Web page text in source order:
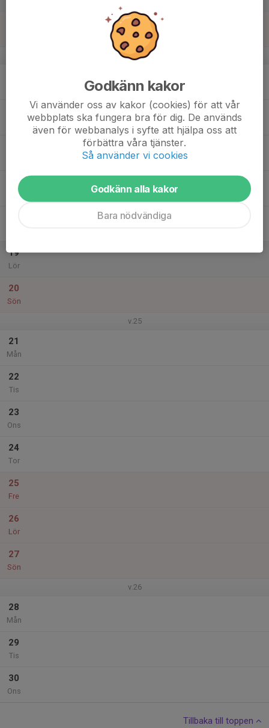
v.24
17
Tor
19
Lör
20
Sön
v.25
21
Mån
22
Tis
23
Ons
24
Tor
25
Fre
26
Lör
27
Sön
v.26
28
Mån
29
Tis
30
Ons
Tillbaka till toppen
Godkänn kakor
Vi använder oss av kakor (cookies) för att vår
webbplats ska fungera bra för dig. De används
även för webbanalys i syfte att hjälpa oss att
förbättra våra tjänster.
Så använder vi cookies
Godkänn alla kakor
Bara nödvändiga